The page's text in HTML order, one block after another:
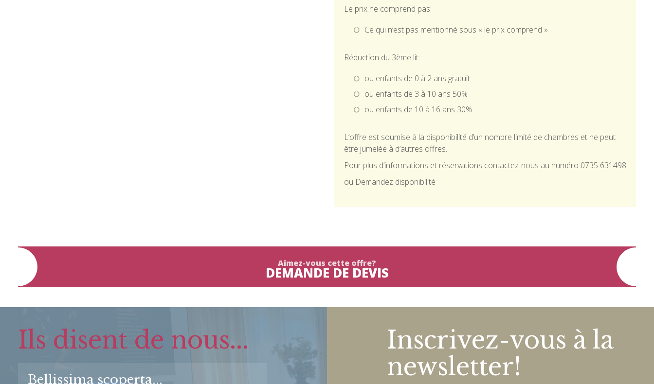
Le prix ne comprend pas:
Ce qui n’est pas mentionné sous « le prix comprend »
Réduction du 3ème lit:
ou enfants de 0 à 2 ans gratuit
ou enfants de 3 à 10 ans 50%
ou enfants de 10 à 16 ans 30%
L’offre est soumise à la disponibilité d’un nombre limité de chambres et ne peut
être jumelée à d’autres offres.
Pour plus d’informations et réservations contactez-nous au numéro 0735 631498
ou Demandez disponibilité
Aimez-vous cette offre?
DEMANDE DE DEVIS
Ils disent de nous...
Bellissima scoperta... Very good trip in the perfect little
Inscrivez-vous à la
newsletter!